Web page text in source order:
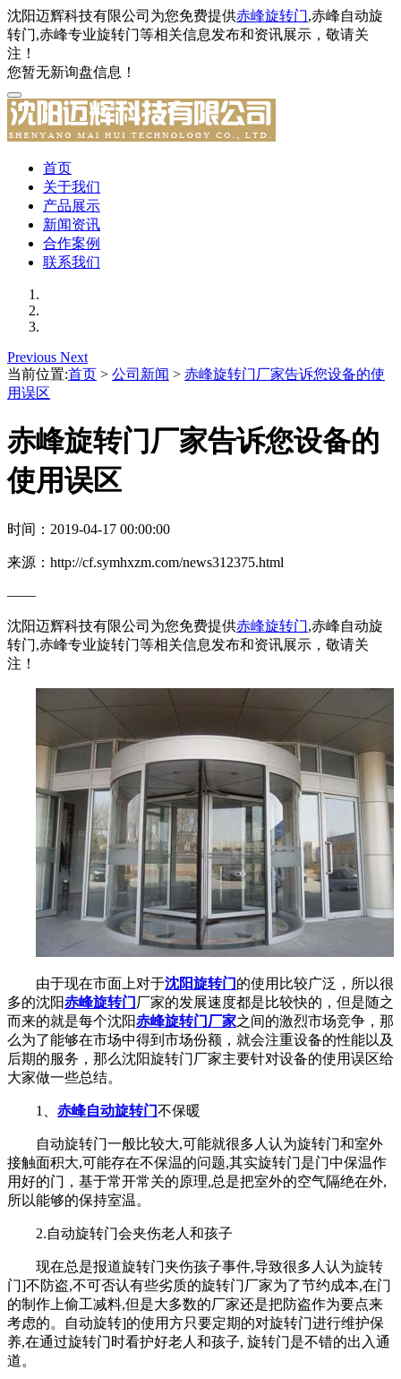
沈阳迈辉科技有限公司为您免费提供赤峰旋转门,赤峰自动旋
转门,赤峰专业旋转门等相关信息发布和资讯展示，敬请关
注！
您暂无新询盘信息！
首页
关于我们
产品展示
新闻资讯
合作案例
联系我们
Previous Next
当前位置:首页 > 公司新闻 > 赤峰旋转门厂家告诉您设备的使
用误区
赤峰旋转门厂家告诉您设备的
使用误区
时间：2019-04-17 00:00:00
来源：http://cf.symhxzm.com/news312375.html
——
沈阳迈辉科技有限公司为您免费提供赤峰旋转门,赤峰自动旋
转门,赤峰专业旋转门等相关信息发布和资讯展示，敬请关
注！
由于现在市面上对于沈阳旋转门 的使用比较广泛，所以很
多的沈阳赤峰旋转门 厂家的发展速度都是比较快的，但是随之
而来的就是每个沈阳赤峰旋转门厂家之间的激烈市场竞争，那
么为了能够在市场中得到市场份额，就会注重设备的性能以及
后期的服务，那么沈阳旋转门厂家主要针对设备的使用误区给
大家做一些总结。
1、 赤峰自动旋转门不保暖
自动旋转门一般比较大,可能就很多人认为旋转门和室外
接触面积大,可能存在不保温的问题,其实旋转门是门中保温作
用好的门，基于常开常关的原理,总是把室外的空气隔绝在外,
所以能够的保持室温。
2.自动旋转门会夹伤老人和孩子
现在总是报道旋转门夹伤孩子事件,导致很多人认为旋转
门]不防盗,不可否认有些劣质的旋转门厂家为了节约成本,在门
的制作上偷工减料,但是大多数的厂家还是把防盗作为要点来
考虑的。自动旋转]的使用方只要定期的对旋转门进行维护保
养,在通过旋转门时看护好老人和孩子, 旋转门是不错的出入通
道。